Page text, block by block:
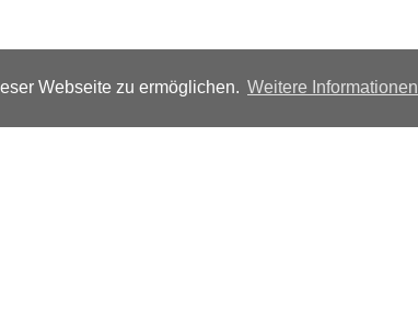
Webseite zu ermöglichen. Weitere Informationen